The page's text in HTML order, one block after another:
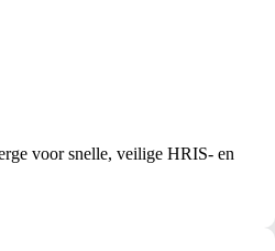
voor snelle, veilige HRIS- en